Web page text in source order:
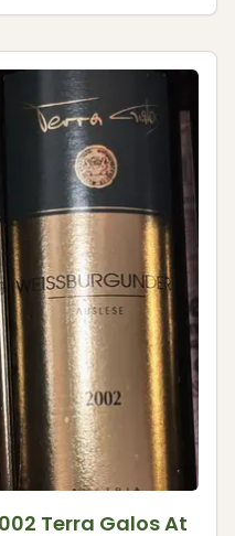
Terra Galos At